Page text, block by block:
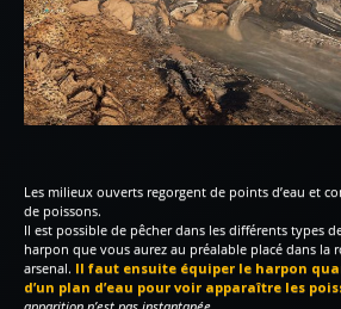
Les milieux ouverts regorgent de points d’eau et
de poissons.
Il est possible de pêcher dans les différents types
harpon que vous aurez au préalable placé dans la
arsenal. Il faut ensuite équiper le harpon
d’un plan d’eau pour voir apparaître les